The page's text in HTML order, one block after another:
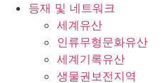
등재 및 네트워크
세계유산
인류무형문화유산
세계기록유산
생물권보전지역